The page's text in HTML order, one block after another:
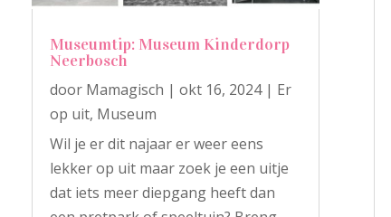
Museumtip: Museum Kinderdorp
Neerbosch
door Mamagisch | okt 16, 2024| Er
op uit, Museum
Wil je er dit najaar er weer eens
lekker op uit maar zoek je een uitje
dat iets meer diepgang heeft dan